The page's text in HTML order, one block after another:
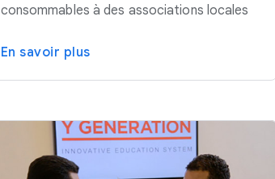
consommables à des associations locales
En savoir plus